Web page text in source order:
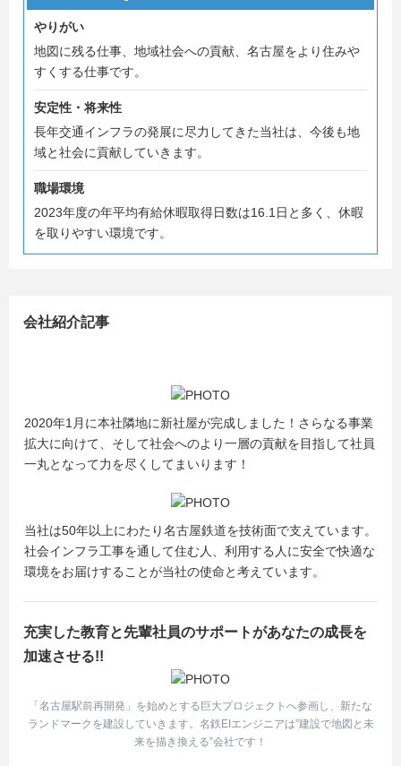
やりがい
地図に残る仕事、地域社会への貢献、名古屋をより住みや
すくする仕事です。
安定性・将来性
長年交通インフラの発展に尽力してきた当社は、今後も地
域と社会に貢献していきます。
職場環境
2023年度の年平均有給休暇取得日数は16.1日と多く、休暇
を取りやすい環境です。
会社紹介記事
2020年1月に本社隣地に新社屋が完成しました！さらなる事業
拡大に向けて、そして社会へのより一層の貢献を目指して社員
一丸となって力を尽くしてまいります！
当社は50年以上にわたり名古屋鉄道を技術面で支えています。
社会インフラ工事を通して住む人、利用する人に安全で快適な
環境をお届けすることが当社の使命と考えています。
充実した教育と先輩社員のサポートがあなたの成長を
加速させる!!
「名古屋駅前再開発」を始めとする巨大プロジェクトへ参画し、新たな
ランドマークを建設していきます。名鉄EIエンジニアは”建設で地図と未
来を描き換える”会社です！